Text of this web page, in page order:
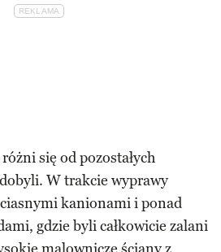
się od pozostałych
W trakcie wyprawy
kanionami i ponad
gdzie byli całkowicie zalani